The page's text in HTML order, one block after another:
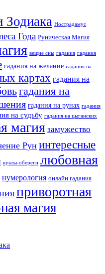
Зодиака Нострадамус
Года Руническая Магия
вещие сны гадания гадания
гадания на желание гадания на
картах гадания на
гадания на
гадания на рунах гадания
на судьбу гадания на цыганских
магия замужество
Рун интересные
куклы-обереги любовная
нумерология онлайн гадания
приворотная
магия